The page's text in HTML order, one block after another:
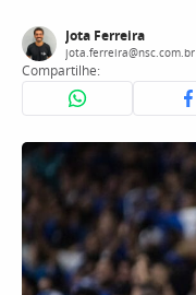
Jota Ferreira
jota.ferreira@nsc.com.br
Compartilhe: